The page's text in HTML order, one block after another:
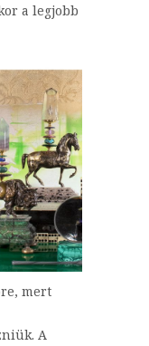
a legjobb
mert
A